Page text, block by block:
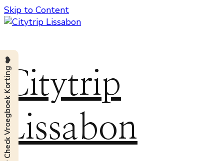
Skip to Content
Citytrip
Lissabon
❤️ Check Vroegboek Korting ❤️